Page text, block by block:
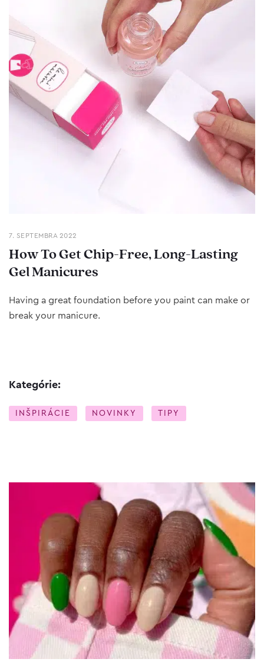
7. SEPTEMBRA 2022
How To Get Chip-Free, Long-Lasting
Gel Manicures
Having a great foundation before you paint can make or
break your manicure.
Kategórie:
INŠPIRÁCIE NOVINKY TIPY